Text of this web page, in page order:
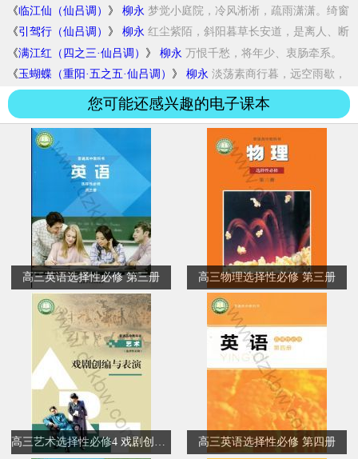
烟岛。...
《临江仙（仙吕调） 》 柳永 梦觉小庭院，冷风淅淅，疏雨潇潇。绮窗
外，...
《引驾行（仙吕调） 》 柳永 红尘紫陌，斜阳暮草长安道，是离人、断
魂处...
《满江红（四之三·仙吕调） 》 柳永 万恨千愁，将年少、衷肠牵系。
残梦断、酒醒...
《玉蝴蝶（重阳·五之五·仙吕调） 》 柳永 淡荡素商行暮，远空雨歇，
平野烟收。满目江...
您可能还感兴趣的电子课本
高三英语选择性必修 第三册 高三物理选择性必修 第三册
高三艺术选择性必修4 戏剧创编与表演 高三英语选择性必修 第四册